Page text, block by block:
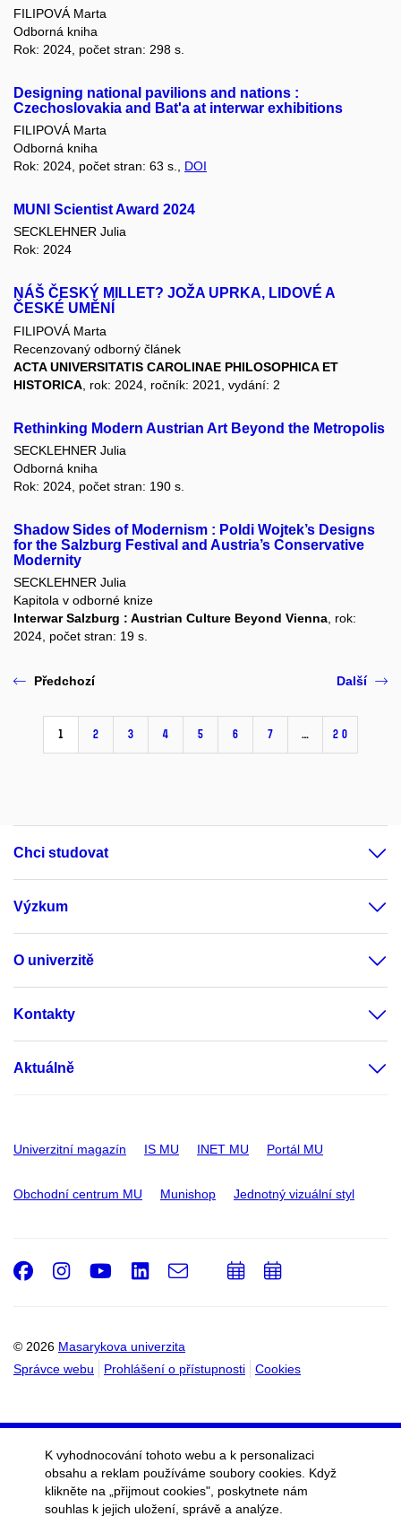
FILIPOVÁ Marta
Odborná kniha
Rok: 2024, počet stran: 298 s.
Designing national pavilions and nations :
Czechoslovakia and Bat'a at interwar exhibitions
FILIPOVÁ Marta
Odborná kniha
Rok: 2024, počet stran: 63 s., DOI
MUNI Scientist Award 2024
SECKLEHNER Julia
Rok: 2024
NÁŠ ČESKÝ MILLET? JOŽA UPRKA, LIDOVÉ A
ČESKÉ UMĚNÍ
FILIPOVÁ Marta
Recenzovaný odborný článek
ACTA UNIVERSITATIS CAROLINAE PHILOSOPHICA ET
HISTORICA , rok: 2024, ročník: 2021, vydání: 2
Rethinking Modern Austrian Art Beyond the Metropolis
SECKLEHNER Julia
Odborná kniha
Rok: 2024, počet stran: 190 s.
Shadow Sides of Modernism : Poldi Wojtek’s Designs
for the Salzburg Festival and Austria’s Conservative
Modernity
SECKLEHNER Julia
Kapitola v odborné knize
Interwar Salzburg : Austrian Culture Beyond Vienna , rok:
2024, počet stran: 19 s.
Předchozí
1 2 3 4 5 6 7 … 20
Další
Chci studovat
Výzkum
O univerzitě
Kontakty
Aktuálně
Univerzitní magazín IS MU INET MU Portál MU
Obchodní centrum MU Munishop Jednotný vizuální styl
© 2026 Masarykova univerzita
Správce webu
Prohlášení o přístupnosti Cookies
Facebook
Instagram
Youtube
LinkedIn
e-
PřidatPřidat
K vyhodnocování tohoto webu a k personalizaci
obsahu a reklam používáme soubory cookies. Když
klikněte na „přijmout cookies", poskytnete nám
souhlas k jejich uložení, správě a analýze.